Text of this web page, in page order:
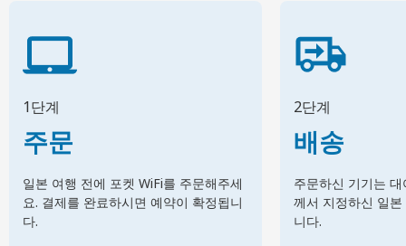
1단계
주문
일본 여행 전에 포켓 WiFi를 주문해주세
요. 결제를 완료하시면 예약이 확정됩니
다.
2단계
배송
주문하신 기기는
께서 지정하신 일
니다.